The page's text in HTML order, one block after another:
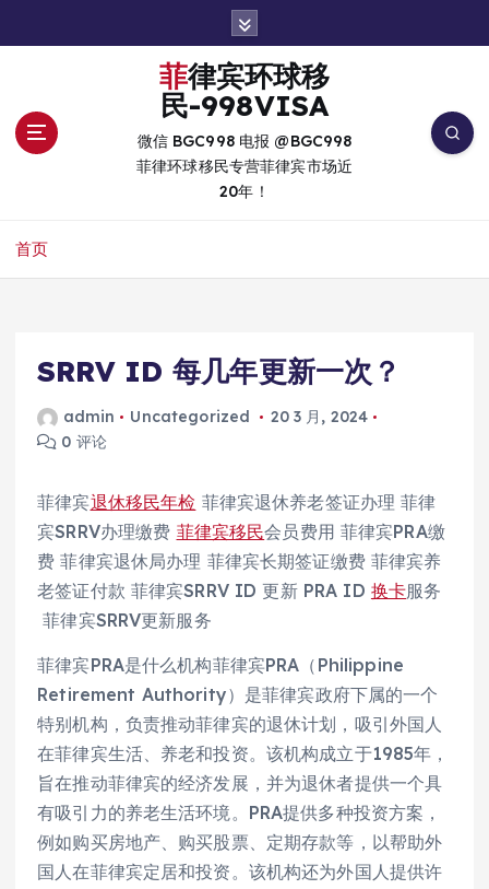
菲律宾环球移
民-998VISA
微信 BGC998 电报 @BGC998
菲律环球移民专营菲律宾市场近
20年！
首页
SRRV ID 每几年更新一次？
admin Uncategorized
20 3 月, 2024
0 评论
菲律宾退休移民年检 菲律宾退休养老签证办理 菲律
宾SRRV办理缴费 菲律宾移民会员费用 菲律宾PRA缴
费 菲律宾退休局办理 菲律宾长期签证缴费 菲律宾养
老签证付款 菲律宾SRRV ID 更新 PRA ID 换卡服务
菲律宾SRRV更新服务
菲律宾PRA是什么机构菲律宾PRA（Philippine
Retirement Authority）是菲律宾政府下属的一个
特别机构，负责推动菲律宾的退休计划，吸引外国人
在菲律宾生活、养老和投资。该机构成立于1985年，
旨在推动菲律宾的经济发展，并为退休者提供一个具
有吸引力的养老生活环境。PRA提供多种投资方案，
例如购买房地产、购买股票、定期存款等，以帮助外
国人在菲律宾定居和投资。该机构还为外国人提供许